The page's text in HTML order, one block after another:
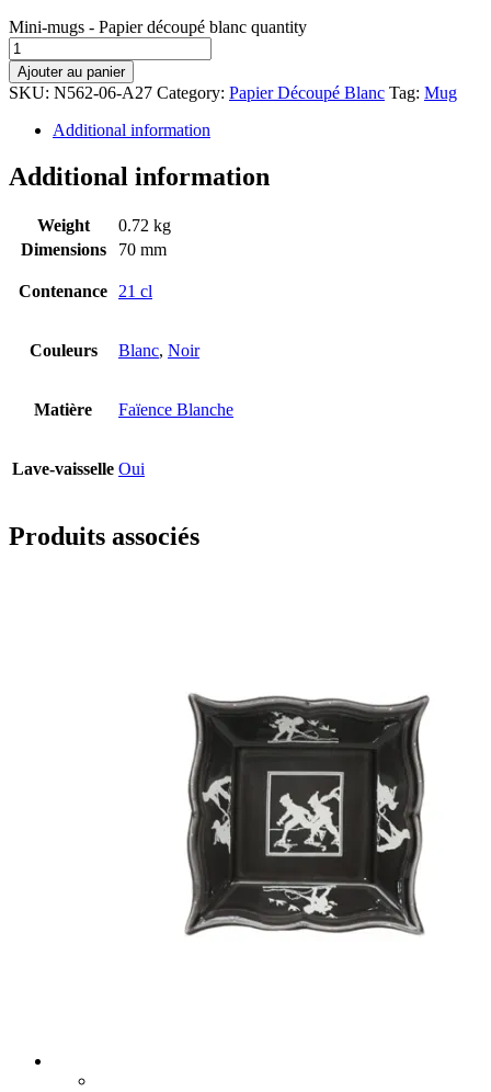
Mini-mugs - Papier découpé blanc quantity
Ajouter au panier
SKU: N562-06-A27 Category: Papier Découpé Blanc Tag: Mug
Additional information
Additional information
Weight
0.72 kg
Dimensions
70 mm
Contenance 21 cl
Couleurs Blanc, Noir
Matière Faïence Blanche
Lave-vaisselle Oui
Produits associés